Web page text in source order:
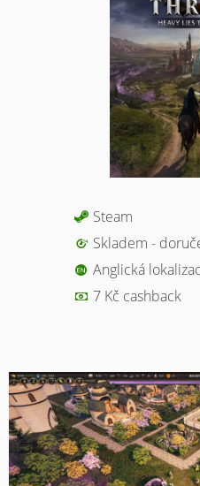
Steam
Skladem -
Anglická
7 Kč cashback